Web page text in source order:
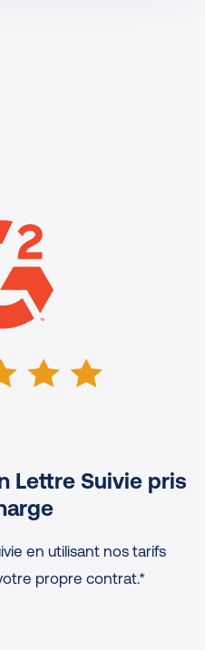
Lettre Suivie pris
en utilisant nos tarifs
propre contrat.*